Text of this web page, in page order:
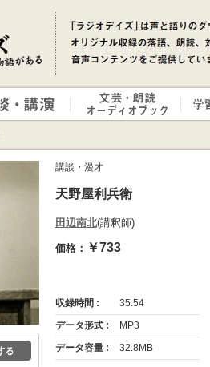
講談・漫才
天野屋利兵衛
田辺南北(講釈師)
価格： ￥733
収録時間 :
35:54
データ形式 :
MP3
データ容量 :
32.8MB